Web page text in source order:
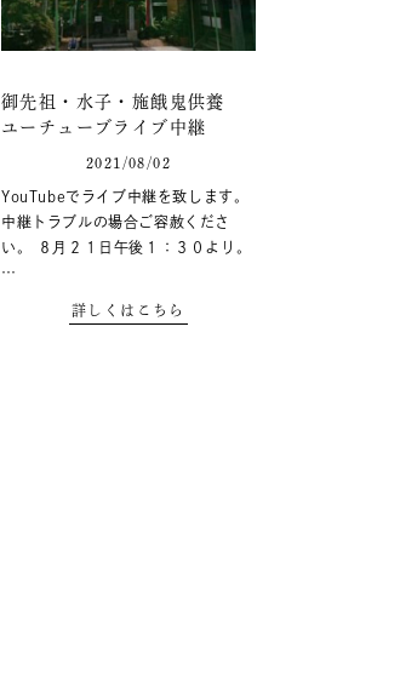
御先祖・水子・施餓鬼供養
ユーチューブライブ中継
2021/08/02
YouTubeでライブ中継を致します。
中継トラブルの場合ご容赦くださ
い。 ８月２１日午後１：３０より。
…
詳しくはこちら